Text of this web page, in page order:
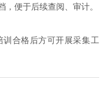
便于后续查阅、审计。
合格后方可开展采集工